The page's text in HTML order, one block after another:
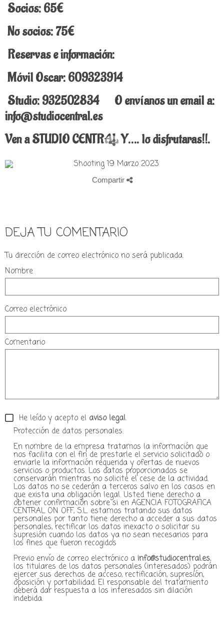
Socios: 65€
No socios: 75€
Reservas e información:
Móvil Oscar: 609323914
Studio: 932502834 O envíanos un email a:
info@studiocentral.es
Ven a STUDIO CENTRAL Y…. lo disfrutaras!!.
Compartir
DEJA TU COMENTARIO
Tu dirección de correo electrónico no será publicada.
Nombre
Correo electrónico
Comentario
He leído y acepto el aviso legal.
Protección de datos personales.
En nombre de la empresa tratamos la información que
nos facilita con el fin de prestarle el servicio solicitado o
enviarle la información requerida y ofertas de nuevos
servicios o productos. Los datos proporcionados se
conservarán mientras no solicite el cese de la actividad.
Los datos no se cederán a terceros salvo en los casos en
que exista una obligación legal. Usted tiene derecho a
obtener confirmación sobre si en AGENCIA FOTOGRAFICA
CENTRAL ON OFF, S.L. estamos tratando sus datos
personales por tanto tiene derecho a acceder a sus datos
personales, rectificar los datos inexacto o solicitar su
supresión cuando los datos ya no sean necesarios para
los fines que fueron recogidos
Previo envío de correo electrónico a info@studiocentral.es,
los titulares de los datos personales (interesados) podrán
ejercer sus derechos de acceso, rectificación, supresión,
oposición y portabilidad. El responsable del tratamiento
deberá dar respuesta a los interesados sin dilación
indebida.